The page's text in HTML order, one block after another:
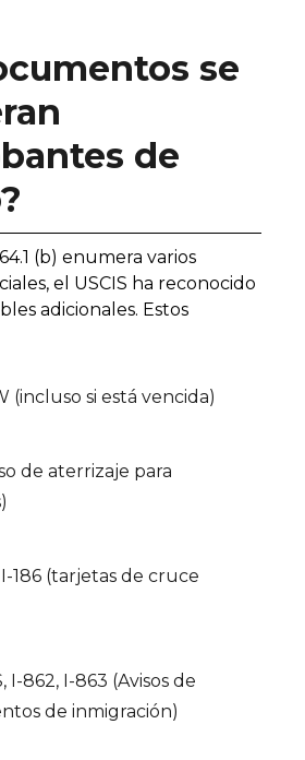
se
de
(b) enumera varios
el USCIS ha reconocido
adicionales. Estos
(incluso si está vencida)
de aterrizaje para
I-186 (tarjetas de cruce
I-862, I-863 (Avisos de
de inmigración)